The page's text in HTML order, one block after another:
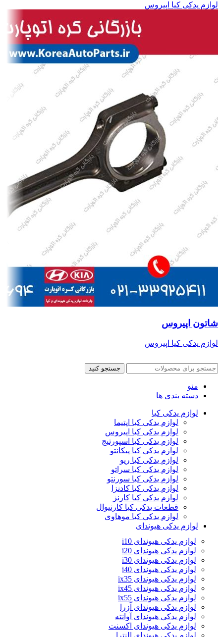
لوازم یدکی کیا اپیروس
شاتون اپیروس
لوازم یدکی کیا اپیروس
جستجو کنید
منو
دسته بندی ها
لوازم یدکی کیا
لوازم یدکی کیا اپتیما
لوازم یدکی کیا اپیروس
لوازم یدکی کیا اسپورتیج
لوازم یدکی کیا پیکانتو
لوازم یدکی کیا ریو
لوازم یدکی کیا سراتو
لوازم یدکی کیا سورنتو
لوازم یدکی کیا کادنزا
لوازم یدکی کیا کارنز
قطعات یدکی کیا کارنیوال
لوازم یدکی کیا موهاوی
لوازم یدکی هیوندای
لوازم یدکی هیوندای i10
لوازم یدکی هیوندای i20
لوازم یدکی هیوندای i30
لوازم یدکی هیوندای i40
لوازم یدکی هیوندای ix35
لوازم یدکی هیوندای ix45
لوازم یدکی هیوندای ix55
لوازم یدکی هیوندای آزرا
لوازم یدکی هیوندای آوانته
لوازم یدکی هیوندای اکسنت
لوازم یدکی هیوندای النترا